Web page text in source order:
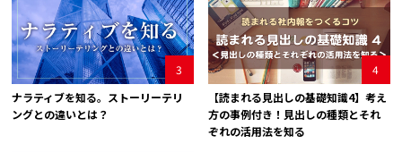
3
ナラティブを知る。ストーリーテリ
ングとの違いとは？
4
【読まれる見出しの基礎知識4】考え
方の事例付き！見出しの種類とそれ
ぞれの活用法を知る